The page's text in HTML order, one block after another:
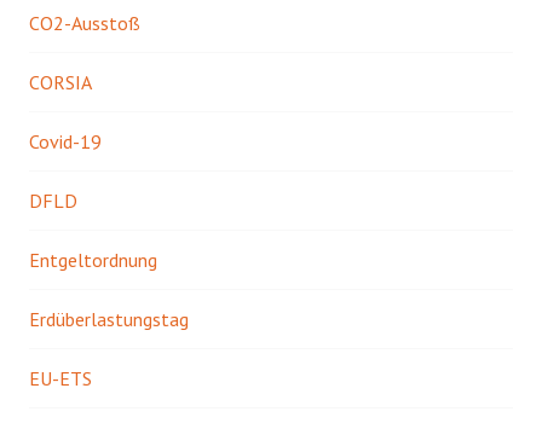
CO2-Ausstoß
CORSIA
Covid-19
DFLD
Entgeltordnung
Erdüberlastungstag
EU-ETS